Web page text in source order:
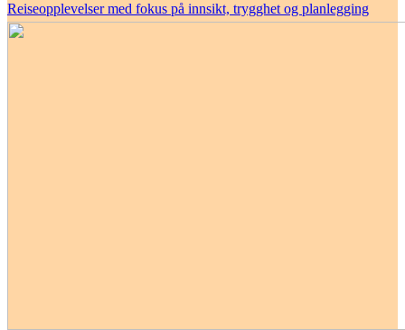
Reiseopplevelser med fokus på innsikt, trygghet og planlegging